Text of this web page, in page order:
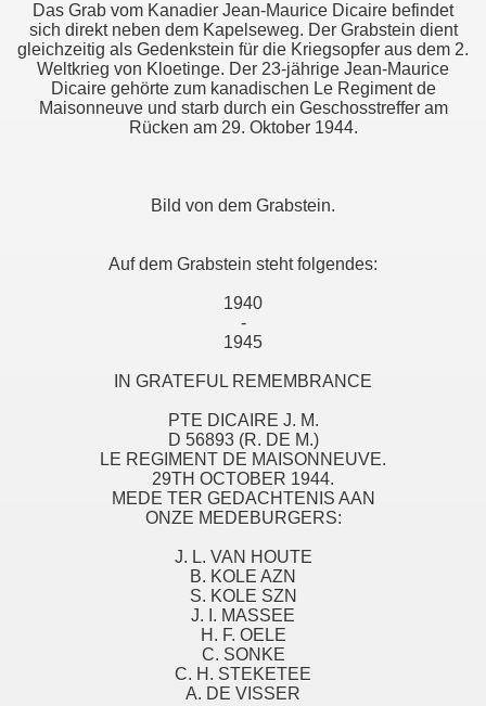
Das Grab vom Kanadier Jean-Maurice Dicaire befindet
sich direkt neben dem Kapelseweg. Der Grabstein dient
gleichzeitig als Gedenkstein für die Kriegsopfer aus dem 2.
Weltkrieg von Kloetinge. Der 23-jährige Jean-Maurice
Dicaire gehörte zum kanadischen Le Regiment de
Maisonneuve und starb durch ein Geschosstreffer am
Rücken am 29. Oktober 1944.
Bild von dem Grabstein.
Auf dem Grabstein steht folgendes:
1940
-
1945
IN GRATEFUL REMEMBRANCE
PTE DICAIRE J. M.
D 56893 (R. DE M.)
LE REGIMENT DE MAISONNEUVE.
29TH OCTOBER 1944.
MEDE TER GEDACHTENIS AAN
ONZE MEDEBURGERS:
J. L. VAN HOUTE
B. KOLE AZN
S. KOLE SZN
J. I. MASSEE
H. F. OELE
C. SONKE
C. H. STEKETEE
A. DE VISSER